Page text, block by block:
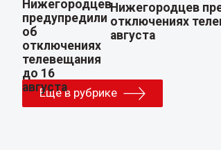
Нижегородцев
отключениях
августа
Еще в рубрике